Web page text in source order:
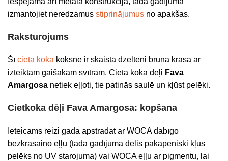
izmantojiet neredzamus stiprinājumus no apakšas.
Raksturojums
Šīcietā koka koksne ir skaistā dzelteni brūnā krāsā ar
izteiktām gaišākām svītrām. Cietā koka dēļi Fava
Amargosa netiek eļļoti, tie patinās saulē un kļūst pelēki.
Cietkoka dēļi Fava Amargosa: kopšana
Ieteicams reizi gadā apstrādāt ar WOCA dabīgo
bezkrāsaino eļļu (tādā gadījumā dēlis pakāpeniski kļūs
pelēks no UV starojuma) vai WOCA eļļu ar pigmentu, lai